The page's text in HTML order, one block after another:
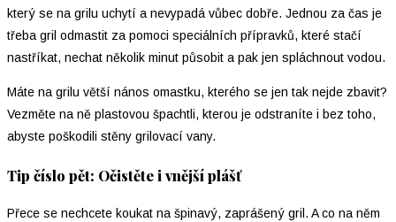
který se na grilu uchytí a nevypadá vůbec dobře. Jednou za čas je
třeba gril odmastit za pomoci speciálních přípravků, které stačí
nastříkat, nechat několik minut působit a pak jen spláchnout vodou.
Máte na grilu větší nános omastku, kterého se jen tak nejde zbavit?
Vezměte na ně plastovou špachtli, kterou je odstraníte i bez toho,
abyste poškodili stěny grilovací vany.
Tip číslo pět: Očistěte i vnější plášť
Přece se nechcete koukat na špinavý, zaprášený gril. A co na něm